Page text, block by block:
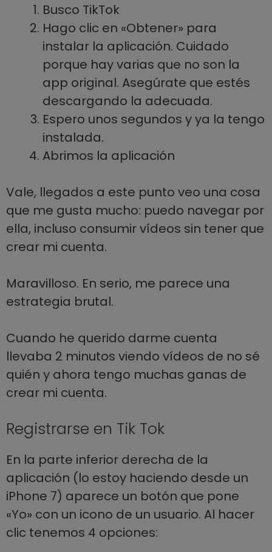
Busco TikTok
Hago clic en «Obtener» para
instalar la aplicación. Cuidado
porque hay varias que no son la
app original. Asegúrate que estés
descargando la adecuada.
Espero unos segundos y ya la tengo
instalada.
Abrimos la aplicación
Vale, llegados a este punto veo una cosa
que me gusta mucho: puedo navegar por
ella, incluso consumir vídeos sin tener que
crear mi cuenta.
Maravilloso. En serio, me parece una
estrategia brutal.
Cuando he querido darme cuenta
llevaba 2 minutos viendo vídeos de no sé
quién y ahora tengo muchas ganas de
crear mi cuenta.
Registrarse en Tik Tok
En la parte inferior derecha de la
aplicación (lo estoy haciendo desde un
iPhone 7) aparece un botón que pone
«Yo» con un icono de un usuario. Al hacer
clic tenemos 4 opciones: